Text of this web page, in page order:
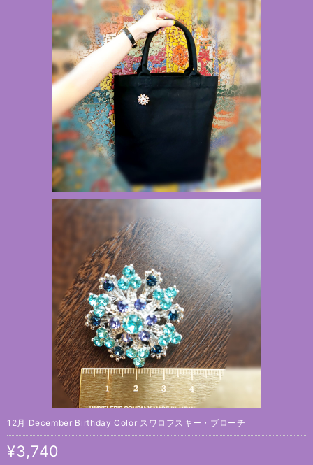
12月 December Birthday Color スワロフスキー・ブローチ
¥3,740